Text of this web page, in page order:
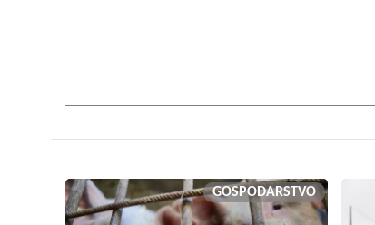
GOSPODARSTVO